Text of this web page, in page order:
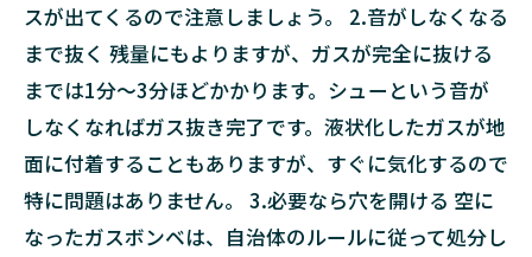
スが出てくるので注意しましょう。 2.音がしなくなる
まで抜く 残量にもよりますが、ガスが完全に抜ける
までは1分～3分ほどかかります。シューという音が
しなくなればガス抜き完了です。液状化したガスが地
面に付着することもありますが、すぐに気化するので
特に問題はありません。 3.必要なら穴を開ける 空に
なったガスボンベは、自治体のルールに従って処分し